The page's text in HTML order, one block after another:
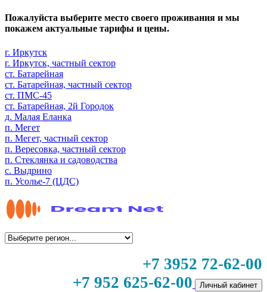
Пожалуйста выберите место своего проживания и мы
покажем актуальные тарифы и цены.
г. Иркутск
г. Иркутск, частный сектор
ст. Батарейная
ст. Батарейная, частный сектор
ст. ПМС-45
ст. Батарейная, 2й Городок
д. Малая Еланка
п. Мегет
п. Мегет, частный сектор
п. Вересовка, частный сектор
п. Стеклянка и садоводства
с. Выдрино
п. Усолье-7 (ЦДС)
+7 3952 72-62-00
+7 952 625-62-00
Личный кабинет